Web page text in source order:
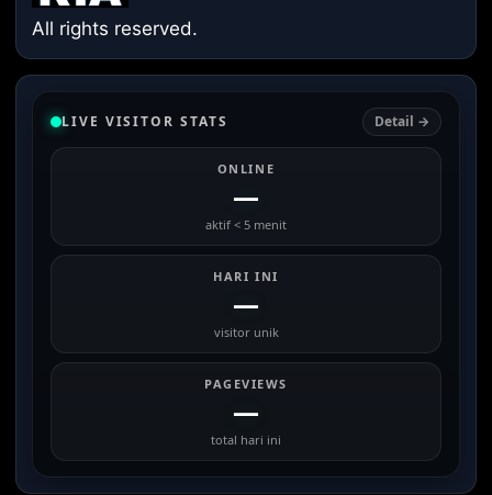
All rights reserved.
LIVE VISITOR STATS Detail →
ONLINE
—
aktif < 5 menit
HARI INI
—
visitor unik
PAGEVIEWS
—
total hari ini